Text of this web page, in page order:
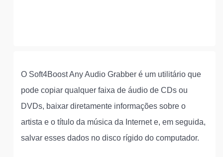
O Soft4Boost Any Audio Grabber é um utilitário que
pode copiar qualquer faixa de áudio de CDs ou
DVDs, baixar diretamente informações sobre o
artista e o título da música da Internet e, em seguida,
salvar esses dados no disco rígido do computador.